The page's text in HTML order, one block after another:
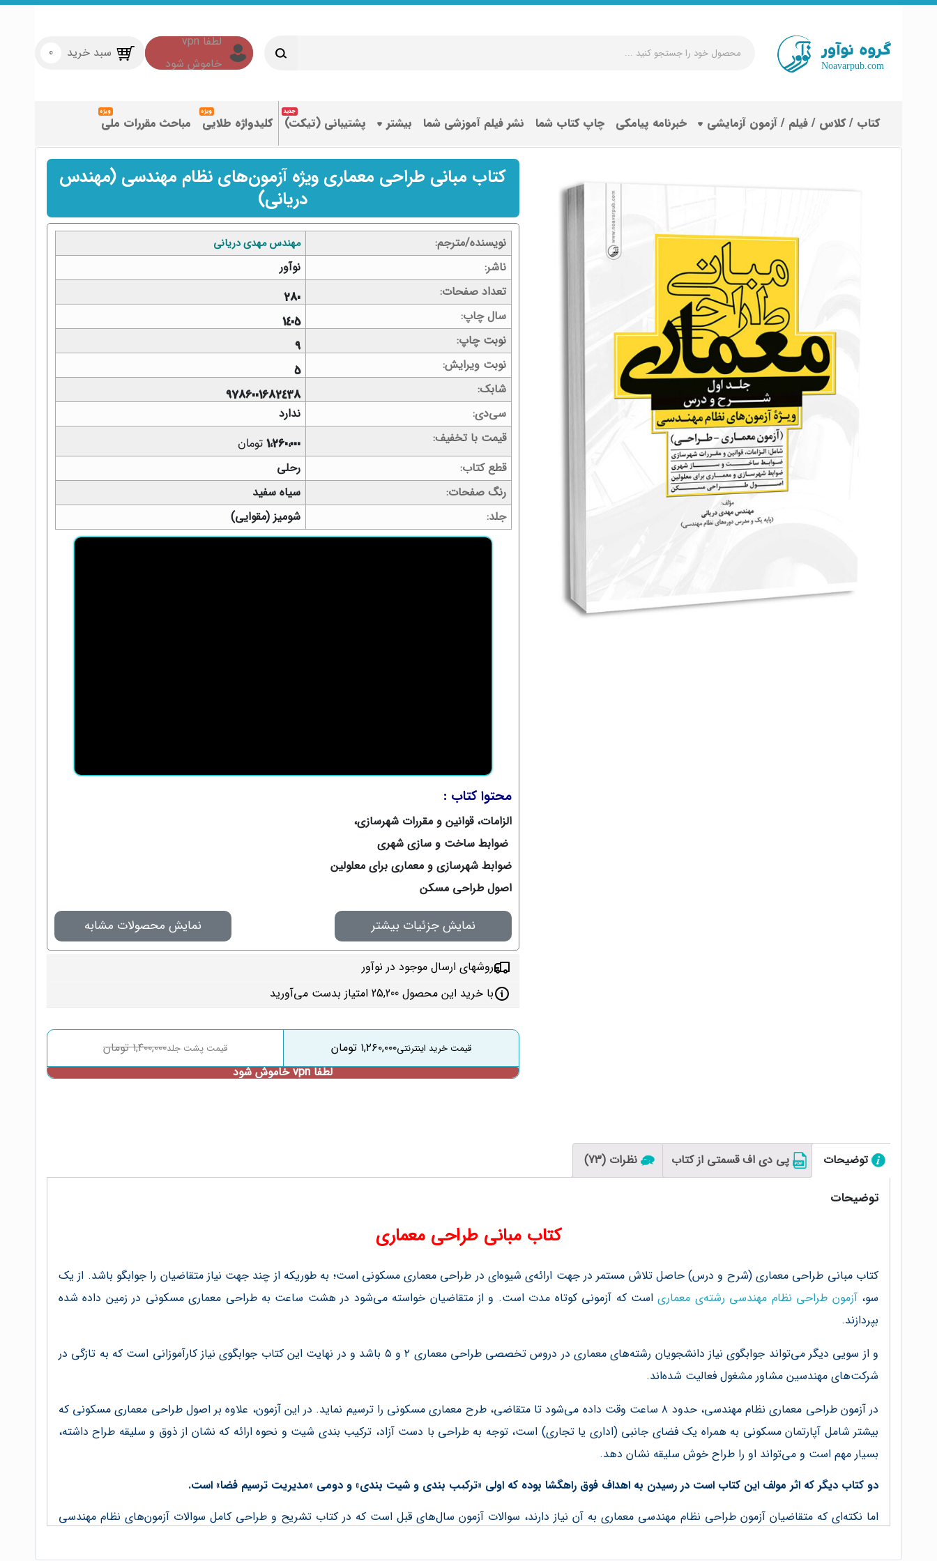
جستجو
کنید
سبد خرید 0
کتاب / کلاس / فیلم / آزمون آزمایشی خبرنامه پیامکی چاپ کتاب شما نشر فیلم آموزشی شما بیشتر پشتیبانی (تیکت) کلیدواژه طلایی مباحث مقررات ملی
کتاب مبانی طراحی معماری ویژه آزمون‌های نظام مهندسی (مهندس
دریانی)
نویسنده/مترجم مهندس مهدی دریانی
ناشر
نوآور
تعداد صفحات
280
سال چاپ 1405
نوبت چاپ 9
نوبت ویرایش 5
شابک 9786001682438
سی‌دی
ندارد
قیمت با تخفیف
1,260,000 تومان
قطع کتاب
رحلی
رنگ صفحات
سیاه سفید
جلد
شومیز (مقوایی)
محتوا کتاب :
الزامات، قوانین و مقررات شهرسازی،
ضوابط ساخت و سازی شهری
ضوابط شهرسازی و معماری برای معلولین
اصول طراحی مسکن
نمایش جزئیات بیشتر نمایش محصولات مشابه
روشهای ارسال موجود در نوآور
با خرید این محصول 25,200 امتیاز بدست می‌آورید
۱,۴۰۰,۰۰۰ تومان ۱,۲۶۰,۰۰۰ تومان
توضیحات پی دی اف قسمتی از کتاب نظرات (73)
توضیحات
کتاب مبانی طراحی معماری
کتاب مبانی طراحی معماری (شرح و درس) حاصل تلاش مستمر در جهت ارائه‌ی شیوه‌ای در طراحی معماری مسکونی است؛ به طوریکه از چند جهت نیاز متقاضیان را جوابگو باشد. از یک
سو، آزمون طراحی نظام مهندسی رشته‌ی معماریاست که آزمونی کوتاه مدت است. و از متقاضیان خواسته می‌شود در هشت ساعت به طراحی معماری مسکونی در زمین داده شده
بپردازند.
و از سویی دیگر می‌تواند جوابگوی نیاز دانشجویان رشته‌های معماری در دروس تخصصی طراحی معماری ۲ و ۵ باشد و در نهایت این کتاب جوابگوی نیاز کارآموزانی است که به تازگی در
شرکت‌های مهندسین مشاور مشغول فعالیت شده‌اند.
در آزمون طراحی معماری نظام مهندسی، حدود ۸ ساعت وقت داده می‌شود تا متقاضی، طرح معماری مسکونی را ترسیم نماید. در این آزمون، علاوه بر اصول طراحی معماری مسکونی که
بیشتر شامل آپارتمان مسکونی به همراه یک فضای جانبی (اداری یا تجاری) است، توجه به طراحی با دست آزاد، ترکیب بندی شیت و نحوه ارائه که نشان از ذوق و سلیقه طراح داشته،
بسیار مهم است و می‌تواند او را طراح خوش سلیقه نشان دهد.
دو کتاب دیگر که اثر مولف این کتاب است در رسیدن به اهداف فوق راهگشا بوده که اولی «ترکیب بندی و شیت بندی» و دومی «مدیریت ترسیم فضا» است.
اما نکته‌ای که متقاضیان آزمون طراحی نظام مهندسی معماری به آن نیاز دارند، سوالات آزمون سال‌های قبل است که در کتاب تشریح و طراحی کامل سوالات آزمون‌های نظام مهندسی